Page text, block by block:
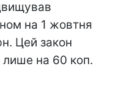
на 1 жовтня
Цей закон
на 60 коп.